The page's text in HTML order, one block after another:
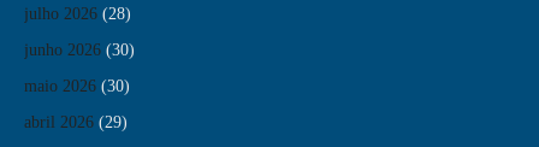
julho 2026 (28)
junho 2026 (30)
maio 2026 (30)
abril 2026 (29)